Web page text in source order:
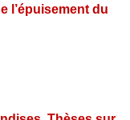
l’épuisement du